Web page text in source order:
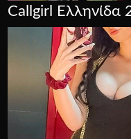
Callgirl Ελληνίδα